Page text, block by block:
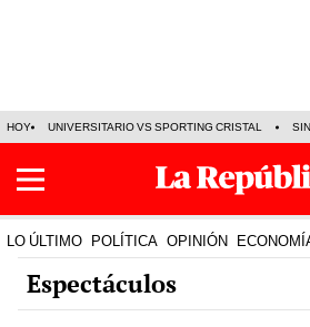
HOY UNIVERSITARIO VS SPORTING CRISTAL
LO ÚLTIMO POLÍTICA OPINIÓN
Espectáculos